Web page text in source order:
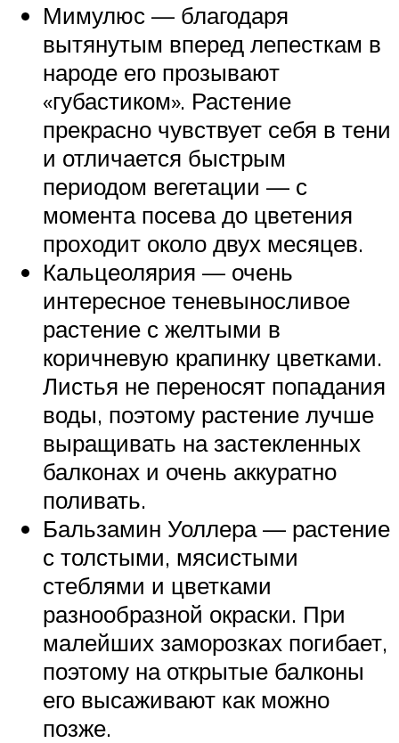
Мимулюс — благодаря
вытянутым вперед лепесткам в
народе его прозывают
«губастиком». Растение
прекрасно чувствует себя в тени
и отличается быстрым
периодом вегетации — с
момента посева до цветения
проходит около двух месяцев.
Кальцеолярия — очень
интересное теневыносливое
растение с желтыми в
коричневую крапинку цветками.
Листья не переносят попадания
воды, поэтому растение лучше
выращивать на застекленных
балконах и очень аккуратно
поливать.
Бальзамин Уоллера — растение
с толстыми, мясистыми
стеблями и цветками
разнообразной окраски. При
малейших заморозках погибает,
поэтому на открытые балконы
его высаживают как можно
позже.